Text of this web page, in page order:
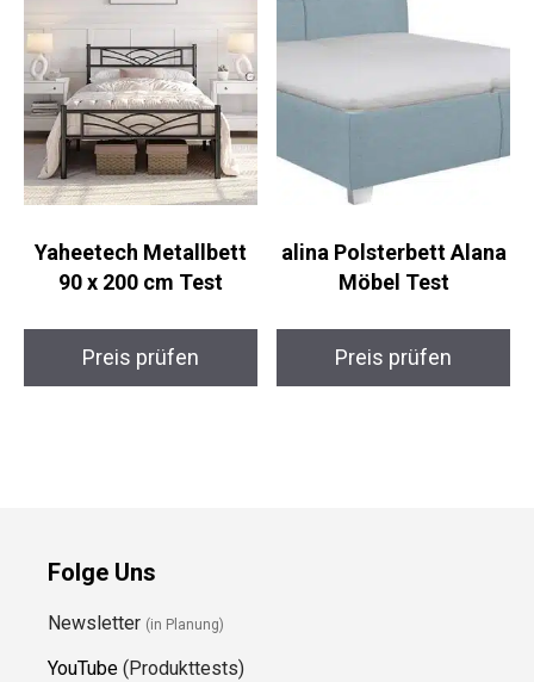
Yaheetech Metallbett
90 x 200 cm Test
Preis prüfen
alina Polsterbett Alana
Möbel Test
Preis prüfen
Folge Uns
Newsletter (in Planung)
YouTube (Produkttests)